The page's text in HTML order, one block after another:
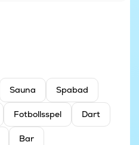
Sauna Spabad
Fotbollsspel Dart
Bar